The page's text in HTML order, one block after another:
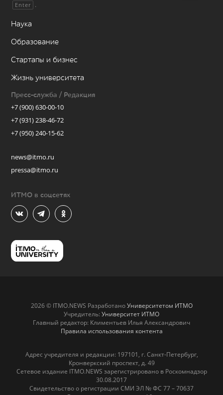
Enter .
Наука
Образование
Стартапы и бизнес
Жизнь университета
Пресс-служба / Редакция
+7 (900) 630-00-10
+7 (931) 238-46-72
+7 (950) 240-15-62
news@itmo.ru
pressa@itmo.ru
ИТМО в соцсетях
2026 © ITMO.NEWS РазработаноУниверситетом ИТМО
Учредитель: Университет ИТМО
Главный редактор: Климентьев Илья Александрович
Правила использования контента
Адрес учредителя и редакции: 197101, г. Санкт-Петербург,
Кронверкский проспект, д. 49
Сетевое издание ITMO.NEWS зарегистрировано в Роскомнадзор
30.08.2017
Свидетельство о регистрации СМИ ЭЛ № ФС 77 – 70637